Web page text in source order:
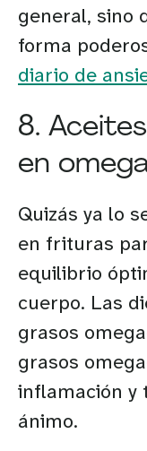
general, sino
forma
diario de
8.
en
Quizás ya lo
en frituras
equilibrio
cuerpo. Las
grasos
grasos
inflamación y
ánimo.